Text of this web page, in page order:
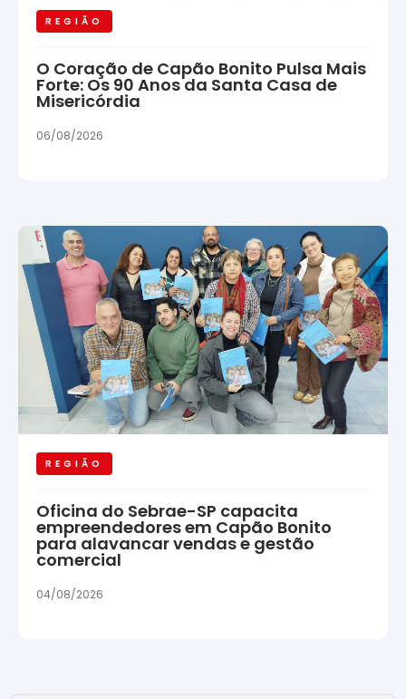
REGIÃO
O Coração de Capão Bonito Pulsa Mais
Forte: Os 90 Anos da Santa Casa de
Misericórdia
06/08/2026
REGIÃO
Oficina do Sebrae-SP capacita
empreendedores em Capão Bonito
para alavancar vendas e gestão
comercial
04/08/2026